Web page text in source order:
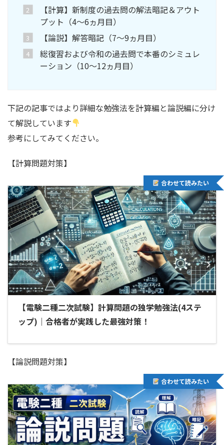
【計算】新制度の過去問の解法暗記＆アウト
プット（4～6ヵ月目）
【論説】解答暗記（7～9ヵ月目）
総復習および令和の過去問で本番のシミュレ
ーション（10～12ヵ月目）
下記の記事ではより詳細な勉強法を計算編と論説編に分け
て解説しています
参考にしてみてください。
【計算問題対策】
【電験二種二次試験】計算問題の独学勉強法(4ステ
ップ)｜合格者が実践した最強対策！
合わせて読みたい
【論説問題対策】
合わせて読みたい